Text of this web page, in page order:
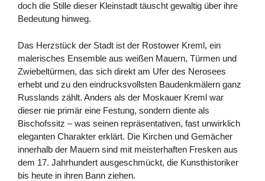
doch die Stille dieser Kleinstadt täuscht gewaltig über ihre
Bedeutung hinweg.
Das Herzstück der Stadt ist der Rostower Kreml, ein
malerisches Ensemble aus weißen Mauern, Türmen und
Zwiebeltürmen, das sich direkt am Ufer des Nerosees
erhebt und zu den eindrucksvollsten Baudenkmälern ganz
Russlands zählt. Anders als der Moskauer Kreml war
dieser nie primär eine Festung, sondern diente als
Bischofssitz – was seinen repräsentativen, fast unwirklich
eleganten Charakter erklärt. Die Kirchen und Gemächer
innerhalb der Mauern sind mit meisterhaften Fresken aus
dem 17. Jahrhundert ausgeschmückt, die Kunsthistoriker
bis heute in ihren Bann ziehen.